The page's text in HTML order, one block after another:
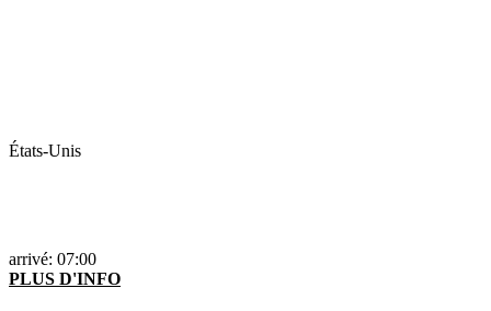
États-Unis
arrivé: 07:00
PLUS D'INFO